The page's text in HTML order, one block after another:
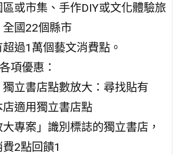
區或市集、手作DIY或文化體驗旅
全國22個縣市
超過1萬個藝文消費點。
項優惠：
獨立書店點數放大：尋找貼有
店適用獨立書店點
專案」識別標誌的獨立書店，
2點回饋1